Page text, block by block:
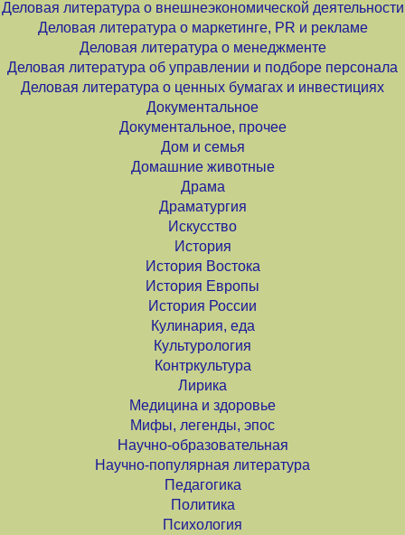
Деловая литература о внешнеэкономической деятельности
Деловая литература о маркетинге, PR и рекламе
Деловая литература о менеджменте
Деловая литература об управлении и подборе персонала
Деловая литература о ценных бумагах и инвестициях
Документальное
Документальное, прочее
Дом и семья
Домашние животные
Драма
Драматургия
Искусство
История
История Востока
История Европы
История России
Кулинария, еда
Культурология
Контркультура
Лирика
Медицина и здоровье
Мифы, легенды, эпос
Научно-образовательная
Научно-популярная литература
Педагогика
Политика
Психология